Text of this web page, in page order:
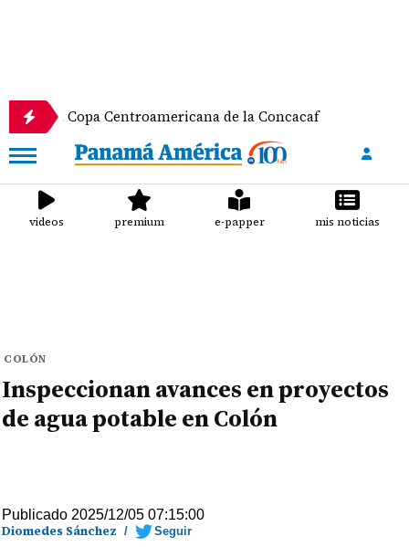
Centroamericana de la Concacaf
videos premium e-papper mis noticias
COLÓN
Inspeccionan avances en proyectos
de agua potable en Colón
Publicado 2025/12/05 07:15:00
Diomedes Sánchez / Seguir